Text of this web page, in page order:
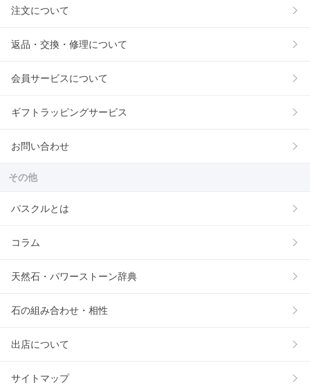
注文について
返品・交換・修理について
会員サービスについて
ギフトラッピングサービス
お問い合わせ
その他
パスクルとは
コラム
天然石・パワーストーン辞典
石の組み合わせ・相性
出店について
サイトマップ